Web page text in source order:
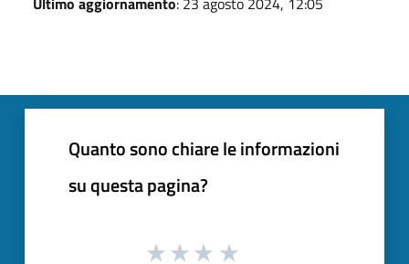
Quanto sono chiare le informazioni
su questa pagina?